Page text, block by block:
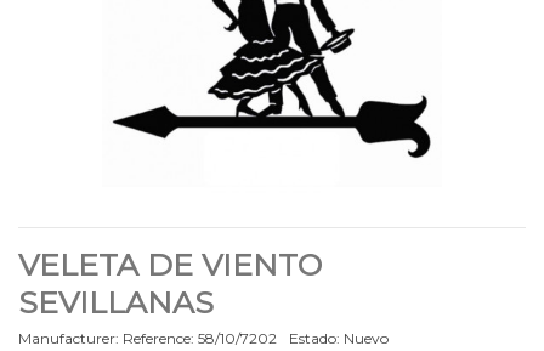
VELETA DE VIENTO
SEVILLANAS
Manufacturer: Reference: 58/10/7202 Estado: Nuevo